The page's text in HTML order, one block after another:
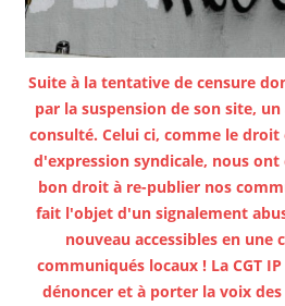
Suite à la tentative de censure
par la suspension de son site,
consulté. Celui ci, comme le
d'expression syndicale, nous
bon droit à re-publier nos
fait l'objet d'un signalement
nouveau accessibles en une
communiqués locaux ! La CGT
dénoncer et à porter la voix